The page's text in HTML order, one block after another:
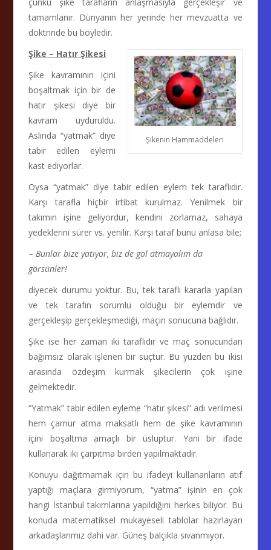
tamamlanır. Dünyanın her yerinde her mevzuatta ve
doktrinde bu böyledir.
Şikenin Hammaddeleri
Şike – Hatır Şikesi
Şike kavramının içini
boşaltmak için bir de
hatır şikesi diye bir
kavram uyduruldu.
Aslında “yatmak” diye
tabir edilen eylemi
kast ediyorlar.
Oysa “yatmak” diye tabir edilen eylem tek taraflıdır.
Karşı tarafla hiçbir irtibat kurulmaz. Yenilmek bir
takımın işine geliyordur, kendini zorlamaz, sahaya
yedeklerini sürer vs. yenilir. Karşı taraf bunu anlasa bile;
–Bunlar bize yatıyor, biz de gol atmayalım da
görsünler!
diyecek durumu yoktur. Bu, tek taraflı kararla yapılan
ve tek tarafın sorumlu olduğu bir eylemdir ve
gerçekleşip gerçekleşmediği, maçın sonucuna bağlıdır.
Şike ise her zaman iki taraflıdır ve maç sonucundan
bağımsız olarak işlenen bir suçtur. Bu yüzden bu ikisi
arasında özdeşim kurmak şikecilerin çok işine
gelmektedir.
“Yatmak” tabir edilen eyleme “hatır şikesi” adı verilmesi
hem çamur atma maksatlı hem de şike kavramının
içini boşaltma amaçlı bir üsluptur. Yani bir ifade
kullanarak iki çarpıtma birden yapılmaktadır.
Konuyu dağıtmamak için bu ifadeyi kullananların atıf
yaptığı maçlara girmiyorum, “yatma” işinin en çok
hangi İstanbul takımlarına yapıldığını herkes biliyor. Bu
konuda matematiksel mukayeseli tablolar hazırlayan
arkadaşlarımız dahi var. Güneş balçıkla sıvanmıyor.